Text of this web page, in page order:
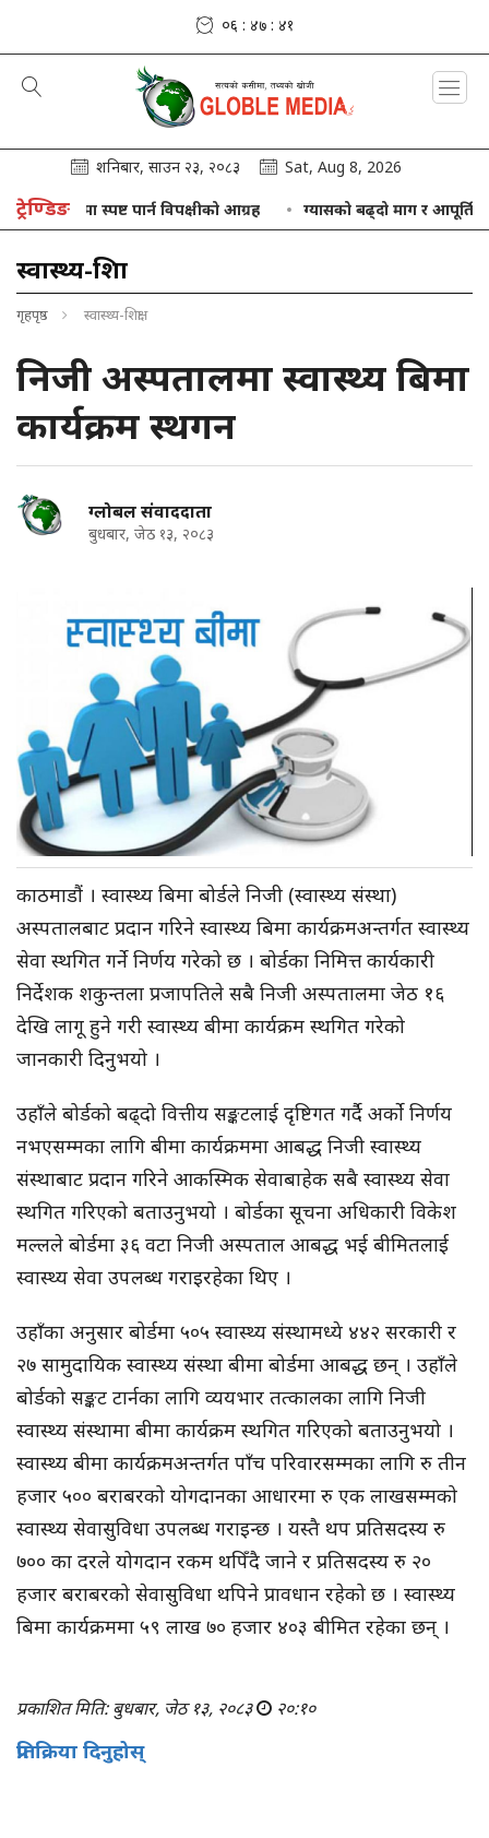
०६ : ४७ : ४२
शनिबार, साउन २३, २०८३ Sat, Aug 8, 2026
ट्रेण्डिङ
विषयमा स्पष्ट पार्न विपक्षीको आग्रह ग्यासको बढ्दो माग र आपूर्तिबीच
स्वास्थ्य-शिक्षा
गृहपृष्ठ स्वास्थ्य-शिक्षा
निजी अस्पतालमा स्वास्थ्य बिमा
कार्यक्रम स्थगन
ग्लोबल संवाददाता
बुधबार, जेठ १३, २०८३
काठमाडौं । स्वास्थ्य बिमा बोर्डले निजी (स्वास्थ्य संस्था)
अस्पतालबाट प्रदान गरिने स्वास्थ्य बिमा कार्यक्रमअन्तर्गत स्वास्थ्य
सेवा स्थगित गर्ने निर्णय गरेको छ । बोर्डका निमित्त कार्यकारी
निर्देशक शकुन्तला प्रजापतिले सबै निजी अस्पतालमा जेठ १६
देखि लागू हुने गरी स्वास्थ्य बीमा कार्यक्रम स्थगित गरेको
जानकारी दिनुभयो ।
उहाँले बोर्डको बढ्दो वित्तीय सङ्कटलाई दृष्टिगत गर्दै अर्को निर्णय
नभएसम्मका लागि बीमा कार्यक्रममा आबद्ध निजी स्वास्थ्य
संस्थाबाट प्रदान गरिने आकस्मिक सेवाबाहेक सबै स्वास्थ्य सेवा
स्थगित गरिएको बताउनुभयो । बोर्डका सूचना अधिकारी विकेश
मल्लले बोर्डमा ३६ वटा निजी अस्पताल आबद्ध भई बीमितलाई
स्वास्थ्य सेवा उपलब्ध गराइरहेका थिए ।
उहाँका अनुसार बोर्डमा ५०५ स्वास्थ्य संस्थामध्ये ४४२ सरकारी र
२७ सामुदायिक स्वास्थ्य संस्था बीमा बोर्डमा आबद्ध छन् । उहाँले
बोर्डको सङ्कट टार्नका लागि व्ययभार तत्कालका लागि निजी
स्वास्थ्य संस्थामा बीमा कार्यक्रम स्थगित गरिएको बताउनुभयो ।
स्वास्थ्य बीमा कार्यक्रमअन्तर्गत पाँच परिवारसम्मका लागि रु तीन
हजार ५०० बराबरको योगदानका आधारमा रु एक लाखसम्मको
स्वास्थ्य सेवासुविधा उपलब्ध गराइन्छ । यस्तै थप प्रतिसदस्य रु
७०० का दरले योगदान रकम थपिँदै जाने र प्रतिसदस्य रु २०
हजार बराबरको सेवासुविधा थपिने प्रावधान रहेको छ । स्वास्थ्य
बिमा कार्यक्रममा ५९ लाख ७० हजार ४०३ बीमित रहेका छन् ।
प्रकाशित मिति: बुधबार, जेठ १३, २०८३ २०:१०
प्रतिक्रिया दिनुहोस्